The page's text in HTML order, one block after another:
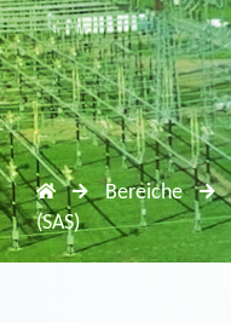
Bereiche
(SAS)